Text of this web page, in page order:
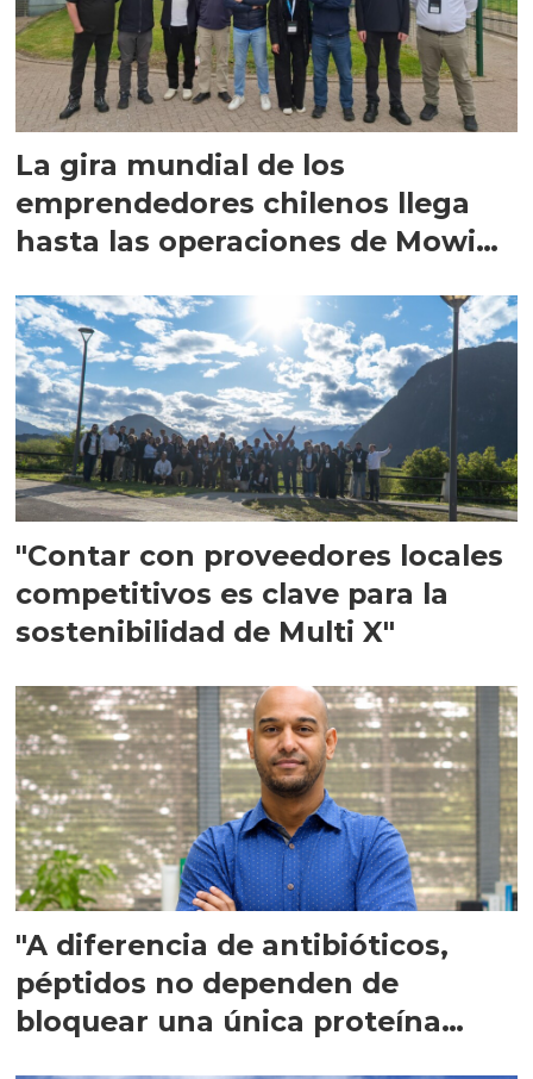
La gira mundial de los
emprendedores chilenos llega
hasta las operaciones de Mowi
"Contar con proveedores locales
competitivos es clave para la
sostenibilidad de Multi X"
"A diferencia de antibióticos,
péptidos no dependen de
bloquear una única proteína